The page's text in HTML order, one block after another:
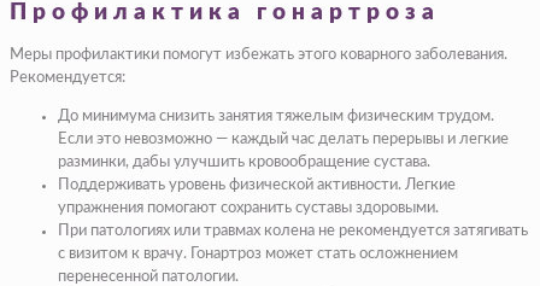
Профилактика гонартроза
Меры профилактики помогут избежать этого коварного заболевания.
Рекомендуется:
До минимума снизить занятия тяжелым физическим трудом.
Если это невозможно — каждый час делать перерывы и легкие
разминки, дабы улучшить кровообращение сустава.
Поддерживать уровень физической активности. Легкие
упражнения помогают сохранить суставы здоровыми.
При патологиях или травмах колена не рекомендуется затягивать
с визитом к врачу. Гонартроз может стать осложнением
перенесенной патологии.